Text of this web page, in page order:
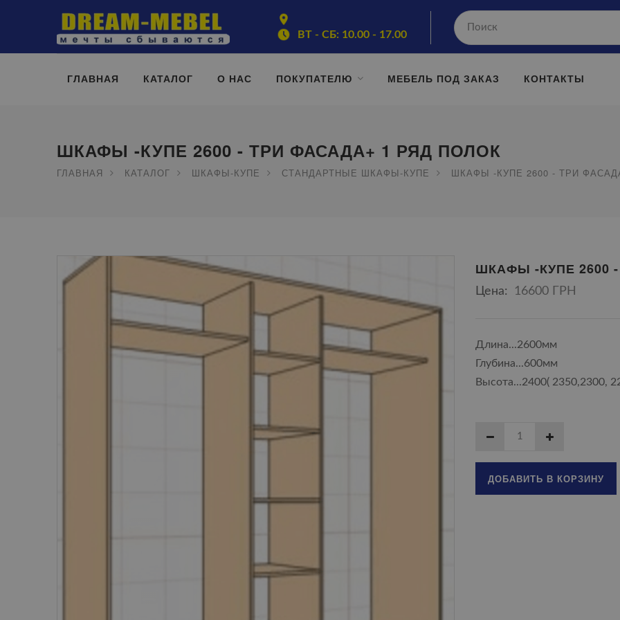
ВТ - СБ: 10.00 - 17.00
ГЛАВНАЯ КАТАЛОГ О НАС ПОКУПАТЕЛЮ МЕБЕЛЬ ПОД ЗАКАЗ КОНТАКТЫ
ШКАФЫ -КУПЕ 2600 - ТРИ ФАСАДА+ 1 РЯД ПОЛОК
ГЛАВНАЯ КАТАЛОГ ШКАФЫ-КУПЕ СТАНДАРТНЫЕ ШКАФЫ-КУПЕ ШКАФЫ -КУПЕ 2600 - ТРИ
ШКАФЫ -КУПЕ 2600
Цена: 16600 ГРН
Длина...2600мм
Глубина...600мм
Высота...2400( 2350,2300,
ДОБАВИТЬ В КОРЗИНУ